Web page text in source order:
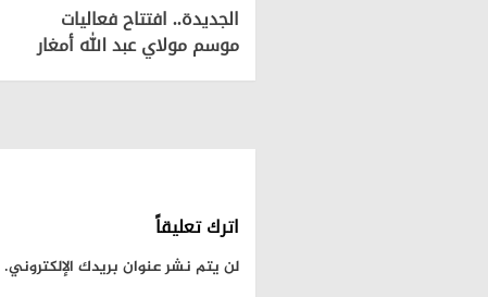
الجديدة.. افتتاح فعاليات
موسم مولاي عبد الله أمغار
اترك تعليقاً
لن يتم نشر عنوان بريدك الإلكتروني.